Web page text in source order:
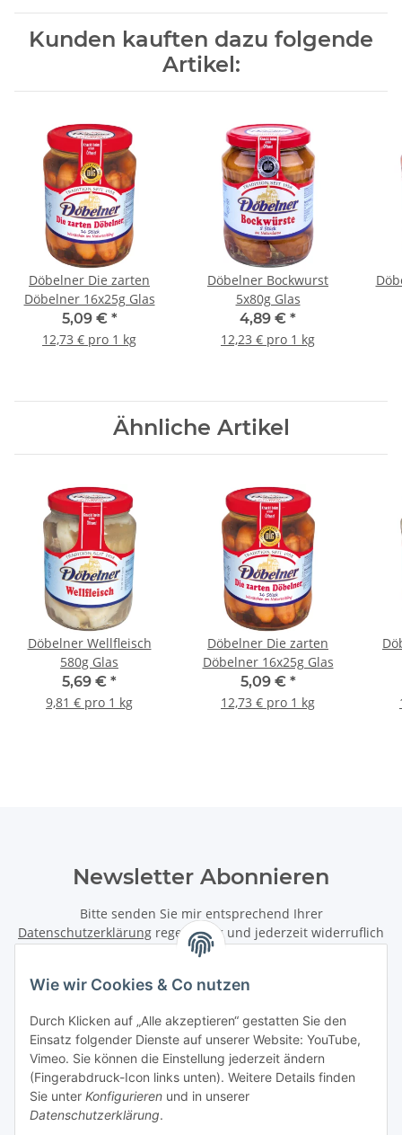
Wie wir Cookies & Co nutzen
Durch Klicken auf „Alle akzeptieren“ gestatten Sie den
Einsatz folgender Dienste auf unserer Website: YouTube,
Vimeo. Sie können die Einstellung jederzeit ändern
(Fingerabdruck-Icon links unten). Weitere Details finden
Sie unter Konfigurieren und in unserer
Datenschutzerklärung.
Kunden kauften dazu folgende
Artikel:
Döbelner Die zarten
Döbelner 16x25g Glas
5,09 € *
12,73 € pro 1 kg
Döbelner Bockwurst
5x80g Glas
4,89 € *
12,23 € pro 1 kg
Ähnliche Artikel
Döbelner Wellfleisch
580g Glas
5,69 € *
9,81 € pro 1 kg
Döbelner Die zarten
Döbelner 16x25g Glas
5,09 € *
12,73 € pro 1 kg
Newsletter Abonnieren
Bitte senden Sie mir entsprechend Ihrer
Datenschutzerklärung regelmäßig und jederzeit widerruflich
Informationen zu Ihrem Produktsortiment per E-Mail zu.
Newsletter Abonnieren
Informationen
Gesetzliche Informationen